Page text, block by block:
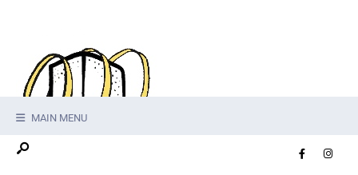
MAIN MENU